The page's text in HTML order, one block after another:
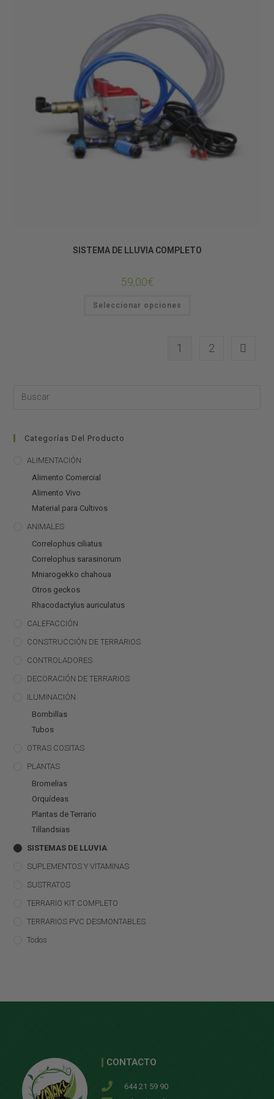
SISTEMA DE LLUVIA COMPLETO
59,00€
Seleccionar opciones
1 2
Categorías Del Producto
ALIMENTACIÓN
Alimento Comercial
Alimento Vivo
Material para Cultivos
ANIMALES
Correlophus ciliatus
Correlophus sarasinorum
Mniarogekko chahoua
Otros geckos
Rhacodactylus auriculatus
CALEFACCIÓN
CONSTRUCCIÓN DE TERRARIOS
CONTROLADORES
DECORACIÓN DE TERRARIOS
ILUMINACIÓN
Bombillas
Tubos
OTRAS COSITAS
PLANTAS
Bromelias
Orquídeas
Plantas de Terrario
Tillandsias
SISTEMAS DE LLUVIA
SUPLEMENTOS Y VITAMINAS
SUSTRATOS
TERRARIO KIT COMPLETO
TERRARIOS PVC DESMONTABLES
Todos
CONTACTO
644 21 59 90